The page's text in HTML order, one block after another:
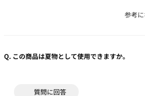
参考
Q. この商品は夏物として使用できますか。
質問に回答